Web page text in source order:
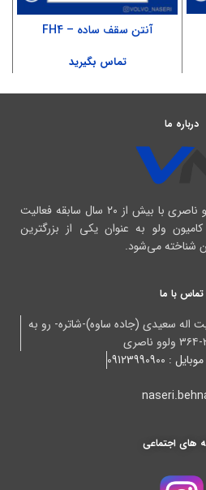
آنتن سقف ساده – FH4
تماس بگیرید
درباره ما
فروشگاه لوازم یدکی کامیون ولو ناصری با بیش از ۲۰ سال سابقه فعالیت
ولو به عنوان یکی از بزرگترین
شناخته می‌شود.
تماس با ما
: تهران،کیلومتر ۱۲ آیت اله سعیدی (جاده ساوه)-شاتره- رو به
موبایل : 09123990900
های اجتماعی